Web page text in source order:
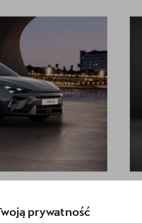
prywatność